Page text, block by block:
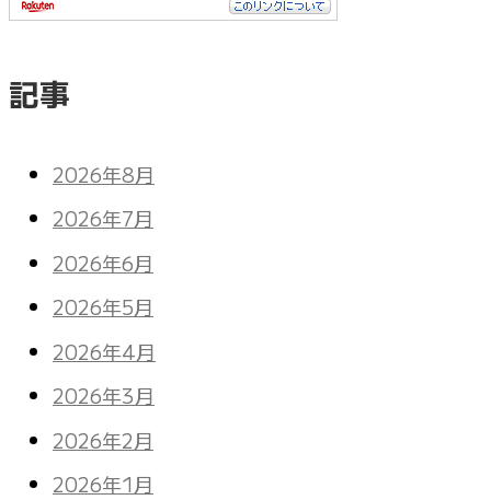
記事
2026年8月
2026年7月
2026年6月
2026年5月
2026年4月
2026年3月
2026年2月
2026年1月